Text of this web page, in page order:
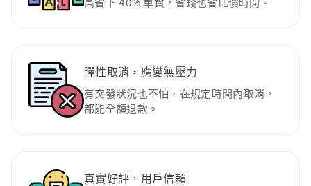
彈性取消，應變無壓力
有突發狀況也不怕，在規定時間內取消，
都能全額退款。
真實好評，用戶信賴